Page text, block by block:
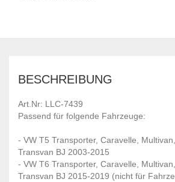
BESCHREIBUNG
Art.Nr: LLC-7439
Passend für folgende Fahrzeuge:
- VW T5 Transporter, Caravelle,
Transvan BJ 2003-2015
- VW T6 Transporter, Caravelle,
Transvan BJ 2015-2019 (nicht für